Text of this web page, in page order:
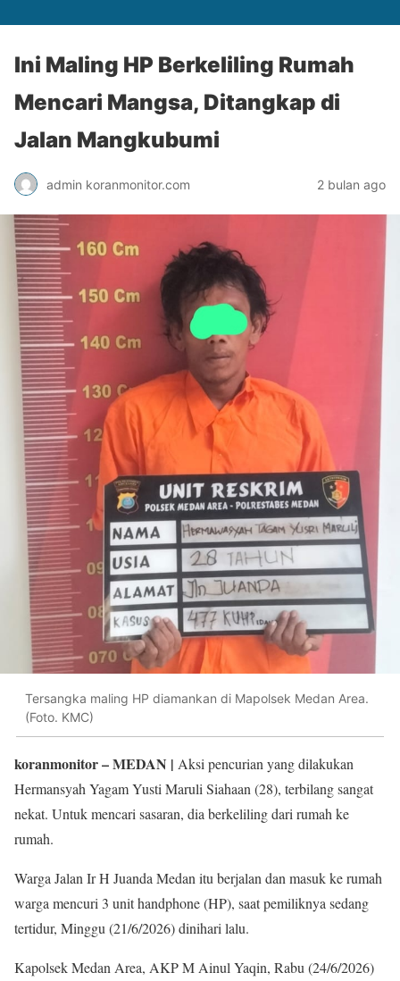
Ini Maling HP Berkeliling Rumah
Mencari Mangsa, Ditangkap di
Jalan Mangkubumi
admin koranmonitor.com 2 bulan ago
Tersangka maling HP diamankan di Mapolsek Medan Area.
(Foto. KMC)
koranmonitor– MEDAN | Aksi pencurian yang dilakukan
Hermansyah Yagam Yusti Maruli Siahaan (28), terbilang sangat
nekat. Untuk mencari sasaran, dia berkeliling dari rumah ke
rumah.
Warga Jalan Ir H Juanda Medan itu berjalan dan masuk ke rumah
warga mencuri 3 unit handphone (HP), saat pemiliknya sedang
tertidur, Minggu (21/6/2026) dinihari lalu.
Kapolsek Medan Area, AKP M Ainul Yaqin, Rabu (24/6/2026)